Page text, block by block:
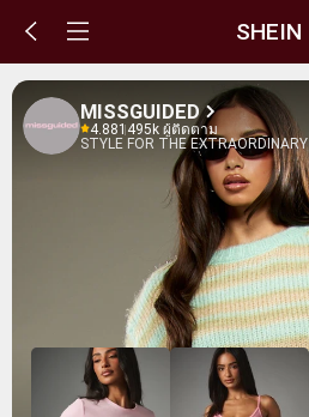
SHEIN
MISSGUIDED
4.881495k ผู้ติดตาม
STYLE FOR THE EXTRAORDINARY